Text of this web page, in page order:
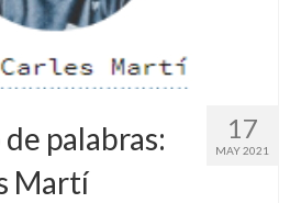
17
MAY 2021
palabras:
Martí